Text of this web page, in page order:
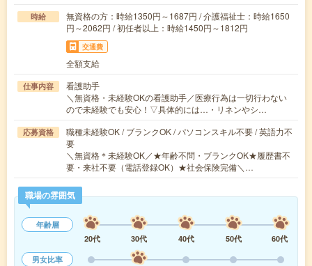
時給
無資格の方：時給1350円～1687円 / 介護福祉士：時給1650
円～2062円 / 初任者以上：時給1450円～1812円
交通費
全額支給
仕事内容
看護助手
＼無資格・未経験OKの看護助手／医療行為は一切行わない
ので未経験でも安心！▽具体的には…・リネンやシ…
応募資格
職種未経験OK / ブランクOK / パソコンスキル不要 / 英語力不
要
＼無資格＊未経験OK／★年齢不問・ブランクOK★履歴書不
要・来社不要（電話登録OK）★社会保険完備＼…
職場の雰囲気
年齢層
20代
30代 40代 50代
60代
男女比率